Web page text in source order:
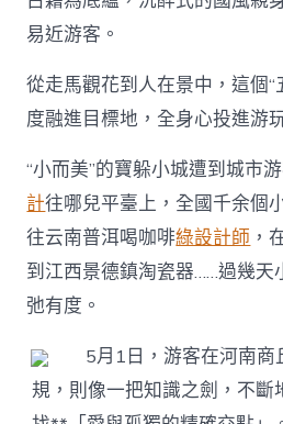
易近游客。
從走馬觀花到人在景中，這個“
度融進目標地，全身心投進游
“小而美”的寶躲小城遭到城市
計往哪兒平臺上，全國千余個
往云南普洱喝咖啡綠設計師 ，
到江西景德鎮淘瓷器……過幾天
弛有度。
5月1日，游客在河南商
規，則像一把知識之劍，不斷